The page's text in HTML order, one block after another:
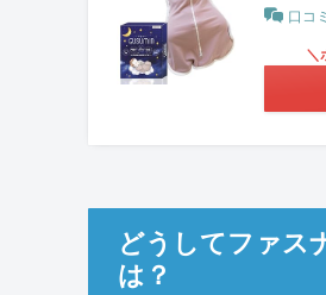
口コ
＼
どうしてファス
は？